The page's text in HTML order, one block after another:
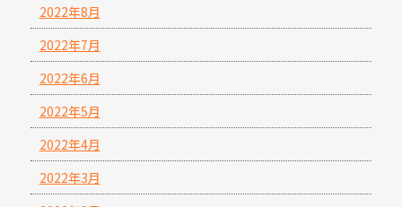
2022年8月
2022年7月
2022年6月
2022年5月
2022年4月
2022年3月